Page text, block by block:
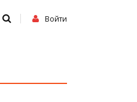
Войти